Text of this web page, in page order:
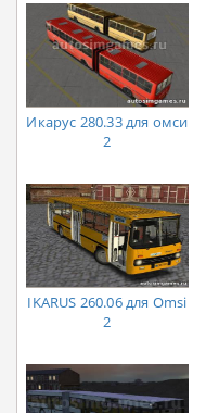
Икарус 280.33 для омси
2
IKARUS 260.06 для Omsi
2